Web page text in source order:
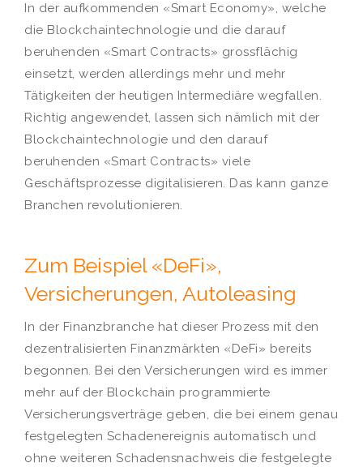
In der aufkommenden «Smart Economy», welche
die Blockchaintechnologie und die darauf
beruhenden «Smart Contracts» grossflächig
einsetzt, werden allerdings mehr und mehr
Tätigkeiten der heutigen Intermediäre wegfallen.
Richtig angewendet, lassen sich nämlich mit der
Blockchaintechnologie und den darauf
beruhenden «Smart Contracts» viele
Geschäftsprozesse digitalisieren. Das kann ganze
Branchen revolutionieren.
Zum Beispiel «DeFi»,
Versicherungen, Autoleasing
In der Finanzbranche hat dieser Prozess mit den
dezentralisierten Finanzmärkten «DeFi» bereits
begonnen. Bei den Versicherungen wird es immer
mehr auf der Blockchain programmierte
Versicherungsverträge geben, die bei einem genau
festgelegten Schadenereignis automatisch und
ohne weiteren Schadensnachweis die festgelegte